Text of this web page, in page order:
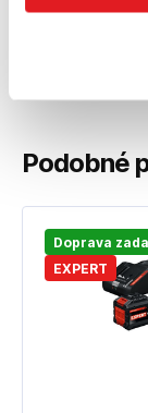
Podobné
Doprava
EXPERT